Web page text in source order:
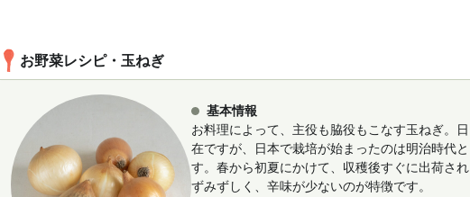
お野菜レシピ・玉ねぎ
基本情報
お料理によって、主役も脇役もこなす玉ねぎ。
在ですが、日本で栽培が始まったのは明治時代
す。春から初夏にかけて、収穫後すぐに出荷さ
ずみずしく、辛味が少ないのが特徴です。